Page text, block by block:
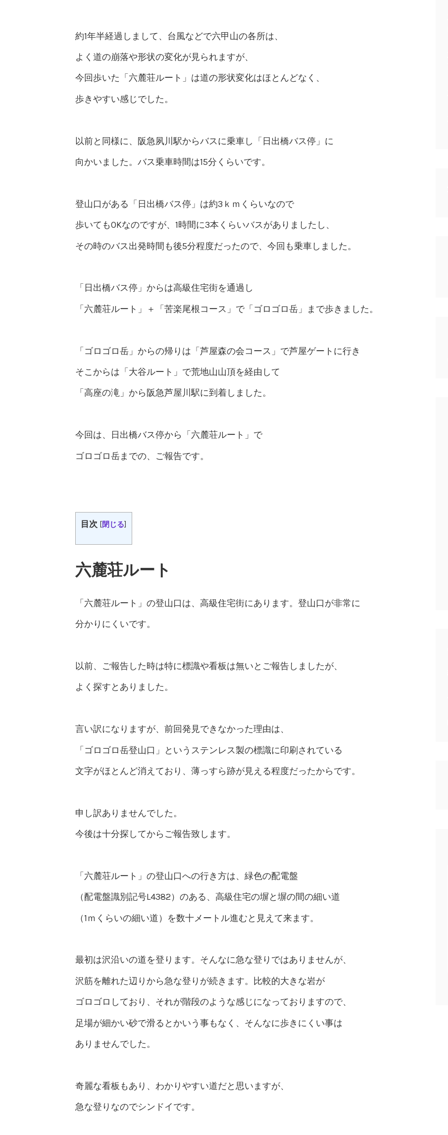
約1年半経過しまして、台風などで六甲山の各所は、
よく道の崩落や形状の変化が見られますが、
今回歩いた「六麓荘ルート」は道の形状変化はほとんどなく、
歩きやすい感じでした。
以前と同様に、阪急夙川駅からバスに乗車し「日出橋バス停」に
向かいました。バス乗車時間は15分くらいです。
登山口がある「日出橋バス停」は約3ｋｍくらいなので
歩いてもOKなのですが、1時間に3本くらいバスがありましたし、
その時のバス出発時間も後5分程度だったので、今回も乗車しました。
「日出橋バス停」からは高級住宅街を通過し
「六麓荘ルート」＋「苦楽尾根コース」で「ゴロゴロ岳」まで歩きました。
「ゴロゴロ岳」からの帰りは「芦屋森の会コース」で芦屋ゲートに行き
そこからは「大谷ルート」で荒地山山頂を経由して
「高座の滝」から阪急芦屋川駅に到着しました。
今回は、日出橋バス停から「六麓荘ルート」で
ゴロゴロ岳までの、ご報告です。
目次 [閉じる]
六麓荘ルート
「六麓荘ルート」の登山口は、高級住宅街にあります。登山口が非常に
分かりにくいです。
以前、ご報告した時は特に標識や看板は無いとご報告しましたが、
よく探すとありました。
言い訳になりますが、前回発見できなかった理由は、
「ゴロゴロ岳登山口」というステンレス製の標識に印刷されている
文字がほとんど消えており、薄っすら跡が見える程度だったからです。
申し訳ありませんでした。
今後は十分探してからご報告致します。
「六麓荘ルート」の登山口への行き方は、緑色の配電盤
（配電盤識別記号L4382）のある、高級住宅の塀と塀の間の細い道
（1ｍくらいの細い道）を数十メートル進むと見えて来ます。
最初は沢沿いの道を登ります。そんなに急な登りではありませんが、
沢筋を離れた辺りから急な登りが続きます。比較的大きな岩が
ゴロゴロしており、それが階段のような感じになっておりますので、
足場が細かい砂で滑るとかいう事もなく、そんなに歩きにくい事は
ありませんでした。
奇麗な看板もあり、わかりやすい道だと思いますが、
急な登りなのでシンドイです。